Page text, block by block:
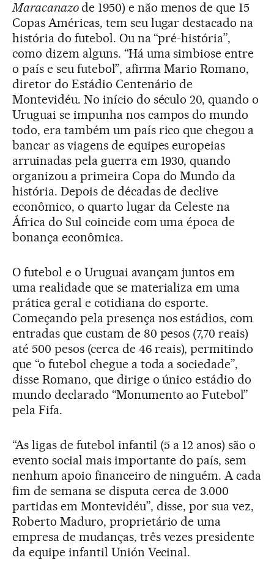
Maracanazode 1950) e não menos de que 15
Copas Américas, tem seu lugar destacado na
história do futebol. Ou na “pré-história”,
como dizem alguns. “Há uma simbiose entre
o país e seu futebol”, afirma Mario Romano,
diretor do Estádio Centenário de
Montevidéu. No início do século 20, quando o
Uruguai se impunha nos campos do mundo
todo, era também um país rico que chegou a
bancar as viagens de equipes europeias
arruinadas pela guerra em 1930, quando
organizou a primeira Copa do Mundo da
história. Depois de décadas de declive
econômico, o quarto lugar da Celeste na
África do Sul coincide com uma época de
bonança econômica.
O futebol e o Uruguai avançam juntos em
uma realidade que se materializa em uma
prática geral e cotidiana do esporte.
Começando pela presença nos estádios, com
entradas que custam de 80 pesos (7,70 reais)
até 500 pesos (cerca de 46 reais), permitindo
que “o futebol chegue a toda a sociedade”,
disse Romano, que dirige o único estádio do
mundo declarado “Monumento ao Futebol”
pela Fifa.
“As ligas de futebol infantil (5 a 12 anos) são o
evento social mais importante do país, sem
nenhum apoio financeiro de ninguém. A cada
fim de semana se disputa cerca de 3.000
partidas em Montevidéu”, disse, por sua vez,
Roberto Maduro, proprietário de uma
empresa de mudanças, três vezes presidente
da equipe infantil Unión Vecinal.